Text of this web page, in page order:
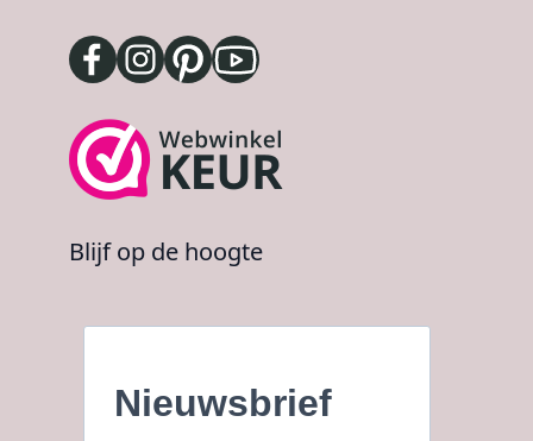
Blijf op de hoogte
Nieuwsbrief